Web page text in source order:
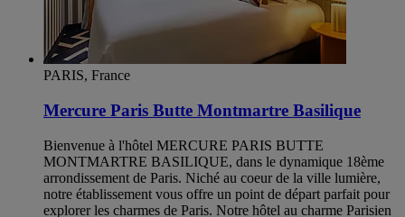
PARIS, France
Mercure Paris Butte Montmartre Basilique
Bienvenue à l'hôtel MERCURE PARIS BUTTE
MONTMARTRE BASILIQUE, dans le dynamique 18ème
arrondissement de Paris. Niché au coeur de la ville lumière,
notre établissement vous offre un point de départ parfait pour
explorer les charmes de Paris. Notre hôtel au charme Parisien